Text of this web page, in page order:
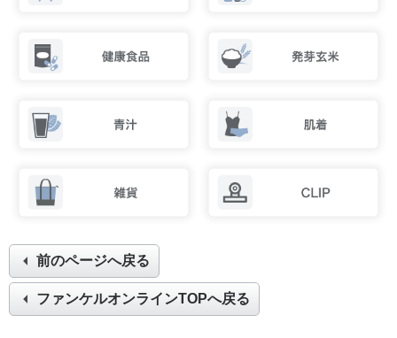
前のページへ戻る
ファンケルオンラインTOPへ戻る